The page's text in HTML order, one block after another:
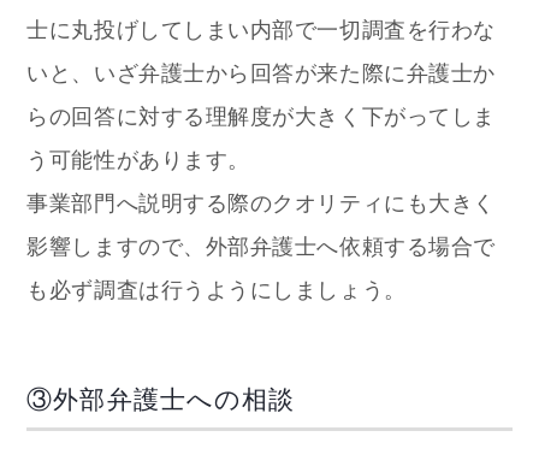
士に丸投げしてしまい内部で一切調査を行わな
いと、いざ弁護士から回答が来た際に弁護士か
らの回答に対する理解度が大きく下がってしま
う可能性があります。
事業部門へ説明する際のクオリティにも大きく
影響しますので、外部弁護士へ依頼する場合で
も必ず調査は行うようにしましょう。
③外部弁護士への相談